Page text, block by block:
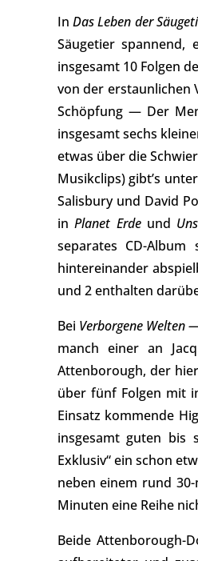
In Das Leben der
Säugetier
insgesamt 10 Folgen
von der erstaunlichen
Schöpfung — Der
insgesamt sechs
etwas über die
Musikclips) gibt’s
Salisbury und David
inPlanet Erdeund
separates CD-
hintereinander
und 2 enthalten
Bei Verborgene Welten
manch einer an
Attenborough, der
über fünf Folgen mit
Einsatz kommende
insgesamt guten bis
Exklusiv“ ein schon
neben einem rund
Minuten eine Reihe
Beide Attenborough-